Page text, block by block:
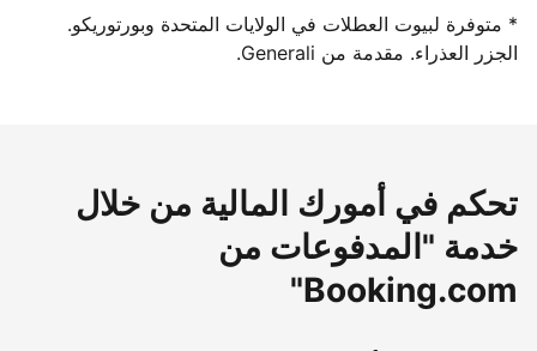
* متوفرة لبيوت العطلات في الولايات المتحدة وبورتوريكو.
الجزر العذراء. مقدمة من Generali.
تحكم في أمورك المالية من خلال
خدمة "المدفوعات من
Booking.com"